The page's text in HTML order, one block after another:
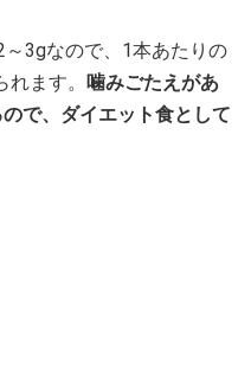
3gなので、1本あたりの
ます。 噛みごたえがあ
で、ダイエット食として